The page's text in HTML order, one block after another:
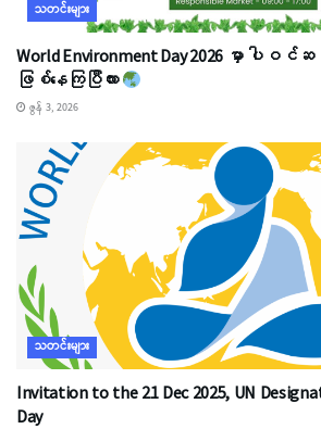
သတင်းများ
World Environment Day 2026 မှာ
ဖြစ်နေကြပြီလား
ဇွန် 3, 2026
သတင်းများ
Invitation to the 21 Dec 2025, UN
Day